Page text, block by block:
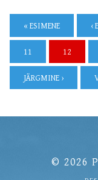
« ESIMENE ‹
11 12
JÄRGMINE ›
© 2026